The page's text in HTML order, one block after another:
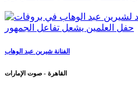
الفنانة شيرين عبد الوهاب
القاهرة - صوت الإمارات